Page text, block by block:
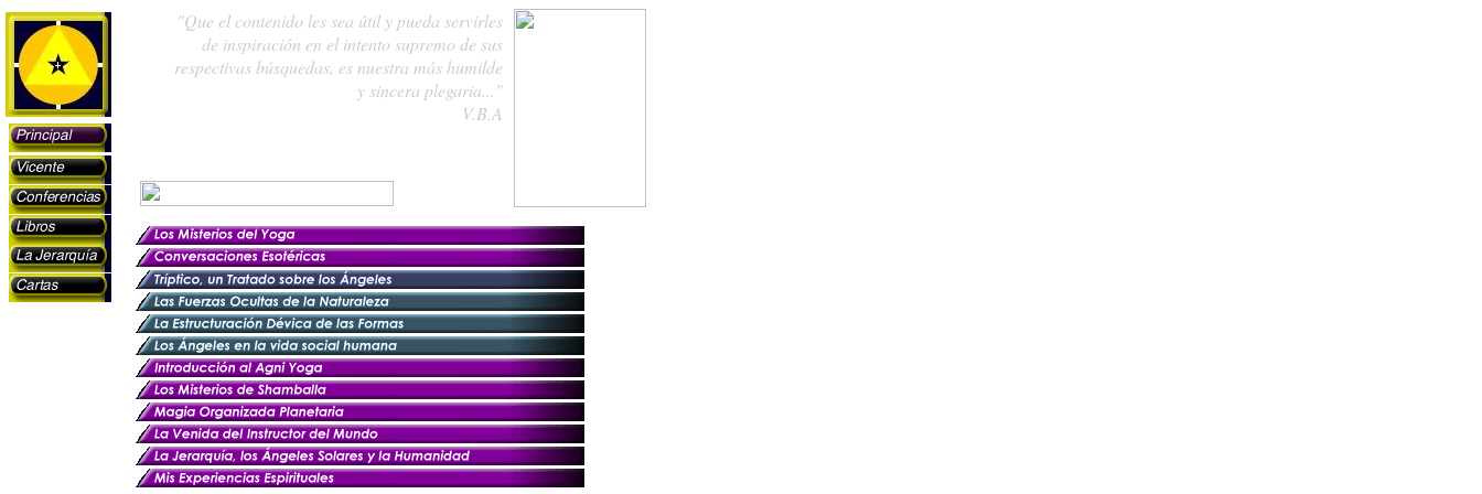
"Que el contenido les sea útil y pueda servirles
de inspiración en el intento supremo de sus
respectivas búsquedas, es nuestra más humilde
y sincera plegaria..."
V.B.A